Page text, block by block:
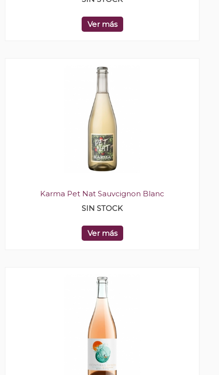
Ver más
Karma Pet Nat Sauvcignon Blanc
SIN STOCK
Ver más